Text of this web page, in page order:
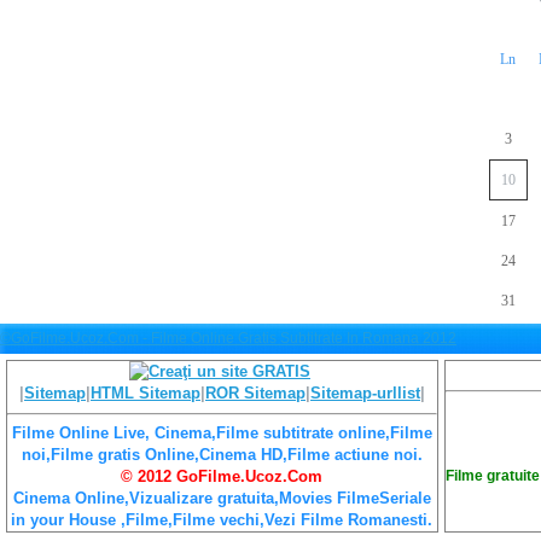
Ln
3
10
17
24
31
©GoFilme.Ucoz.Com - Filme Online Gratis Subtitrate In Romana 2012
Sitemap HTML Sitemap ROR Sitemap Sitemap-urllist|
Filme Online Live, Cinema,Filme subtitrate online,Filme
noi,Filme gratis Online,Cinema HD,Filme actiune noi.
© 2012 GoFilme.Ucoz.Com
Cinema Online,Vizualizare gratuita,Movies FilmeSeriale
in your House ,Filme,Filme vechi,Vezi Filme Romanesti.
Filme